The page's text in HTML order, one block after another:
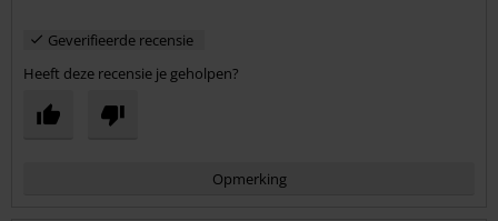
Geverifieerde recensie
Heeft deze recensie je geholpen?
Opmerking